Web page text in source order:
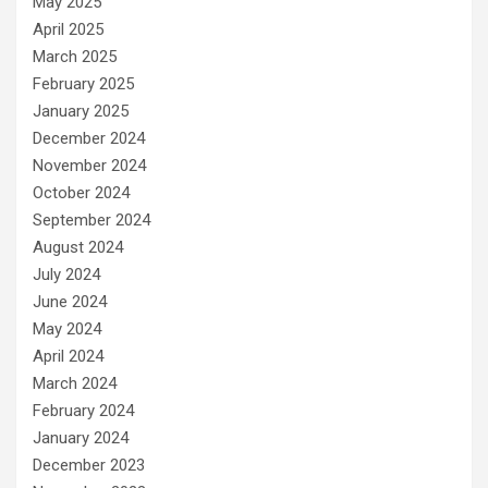
April 2025
March 2025
February 2025
January 2025
December 2024
November 2024
October 2024
September 2024
August 2024
July 2024
June 2024
May 2024
April 2024
March 2024
February 2024
January 2024
December 2023